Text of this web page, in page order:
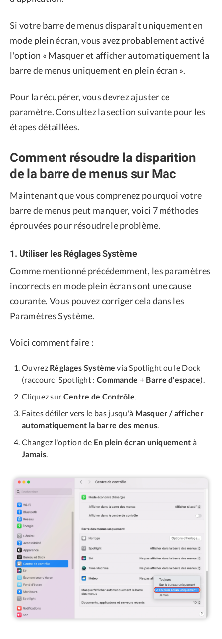
Si votre barre de menus disparaît uniquement en
mode plein écran, vous avez probablement activé
l'option « Masquer et afficher automatiquement la
barre de menus uniquement en plein écran ».
Pour la récupérer, vous devrez ajuster ce
paramètre. Consultez la section suivante pour les
étapes détaillées.
Comment résoudre la disparition
de la barre de menus sur Mac
Maintenant que vous comprenez pourquoi votre
barre de menus peut manquer, voici 7 méthodes
éprouvées pour résoudre le problème.
1. Utiliser les Réglages Système
Comme mentionné précédemment, les paramètres
incorrects en mode plein écran sont une cause
courante. Vous pouvez corriger cela dans les
Paramètres Système.
Voici comment faire :
Ouvrez Réglages Système via Spotlight ou le Dock
(raccourci Spotlight : Commande + Barre d'espace).
Cliquez sur Centre de Contrôle.
Faites défiler vers le bas jusqu'à Masquer / afficher
automatiquement la barre des menus.
Changez l'option de En plein écran uniquement à
Jamais.